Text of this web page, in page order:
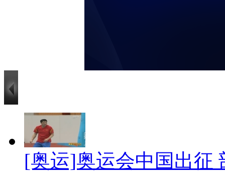
[奥运]奥运会中国出征